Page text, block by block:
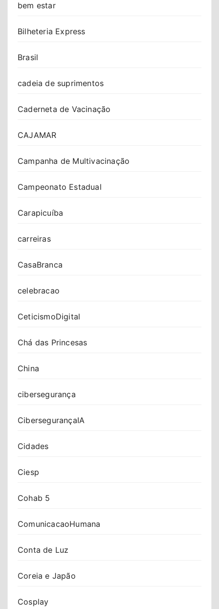
bem estar
Bilheteria Express
Brasil
cadeia de suprimentos
Caderneta de Vacinação
CAJAMAR
Campanha de Multivacinação
Campeonato Estadual
Carapicuíba
carreiras
CasaBranca
celebracao
CeticismoDigital
Chá das Princesas
China
cibersegurança
CibersegurançaIA
Cidades
Ciesp
Cohab 5
ComunicacaoHumana
Conta de Luz
Coreia e Japão
Cosplay